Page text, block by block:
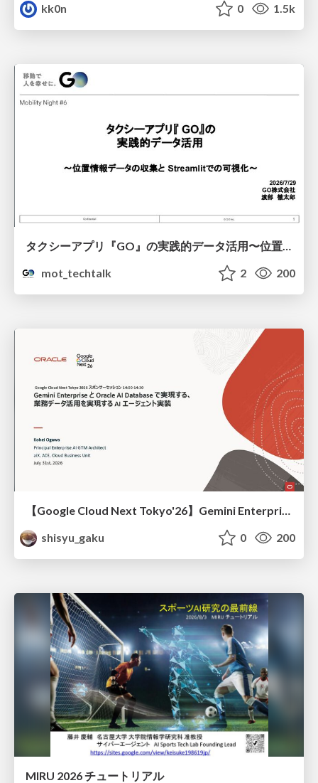
kk0n
0 1.5k
タクシーアプリ『GO』の実践的データ活用〜位置情報データの収集とStreamlitでの可視化〜
mot_techtalk
2 200
【Google Cloud Next Tokyo'26】Gemini Enterprise と Oracle AI Database で実現する、 業務データ活用を実現する AI エージェント実装
shisyu_gaku
0 200
MIRU 2026 チュートリアル